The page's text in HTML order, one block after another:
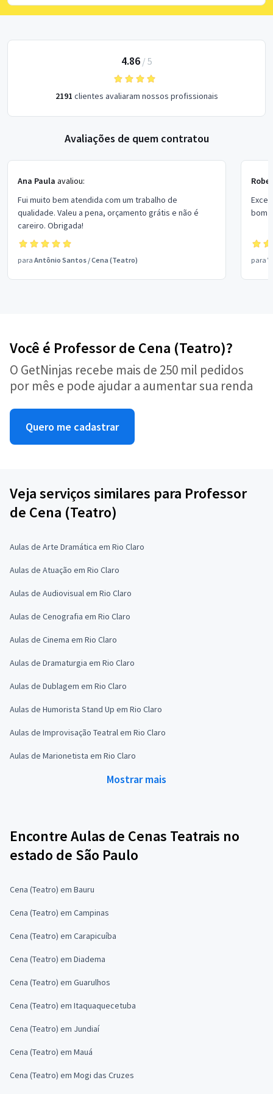
4.86/ 5
2191 clientes avaliaram nossos profissionais
Avaliações de quem contratou
Ana Paula avaliou:
Fui muito bem atendida com um trabalho de
qualidade. Valeu a pena, orçamento grátis e não é
careiro. Obrigada!
para Antônio Santos /Cena (Teatro)
bom
para
Você é Professor de Cena (Teatro)?
O GetNinjas recebe mais de 250 mil pedidos
por mês e pode ajudar a aumentar sua renda
Quero me cadastrar
Veja serviços similares para Professor
de Cena (Teatro)
Aulas de Arte Dramática em Rio Claro
Aulas de Atuação em Rio Claro
Aulas de Audiovisual em Rio Claro
Aulas de Cenografia em Rio Claro
Aulas de Cinema em Rio Claro
Aulas de Dramaturgia em Rio Claro
Aulas de Dublagem em Rio Claro
Aulas de Humorista Stand Up em Rio Claro
Aulas de Improvisação Teatral em Rio Claro
Aulas de Marionetista em Rio Claro
Mostrar mais
Encontre Aulas de Cenas Teatrais no
estado de São Paulo
Cena (Teatro) em Bauru
Cena (Teatro) em Campinas
Cena (Teatro) em Carapicuíba
Cena (Teatro) em Diadema
Cena (Teatro) em Guarulhos
Cena (Teatro) em Itaquaquecetuba
Cena (Teatro) em Jundiaí
Cena (Teatro) em Mauá
Cena (Teatro) em Mogi das Cruzes